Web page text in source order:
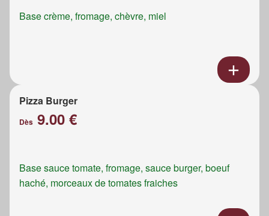
Base crème, fromage, chèvre, miel
Pizza Burger
Dès 9.00 €
Base sauce tomate, fromage, sauce burger, boeuf
haché, morceaux de tomates fraiches